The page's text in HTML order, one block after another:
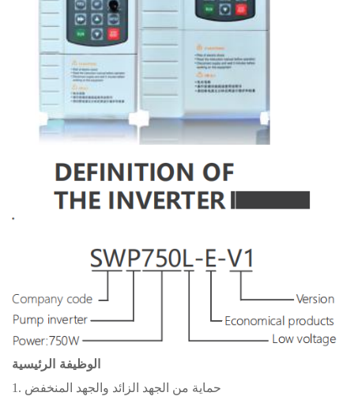
الوظيفة الرئيسية
1. حماية من الجهد الزائد والجهد المنخفض